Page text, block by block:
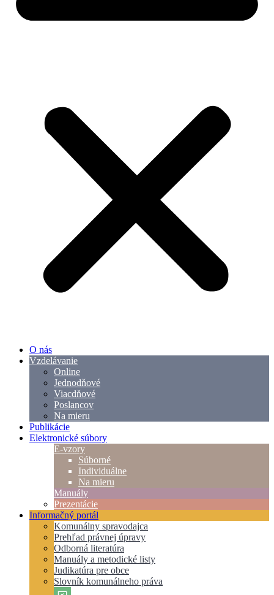
O nás
Vzdelávanie
Online
Jednodňové
Viacdňové
Poslancov
Na mieru
Publikácie
Elektronické súbory
E-vzory
Súborné
Individuálne
Na mieru
Manuály
Prezentácie
Informačný portál
Komunálny spravodajca
Prehľad právnej úpravy
Odborná literatúra
Manuály a metodické listy
Judikatúra pre obce
Slovník komunálneho práva